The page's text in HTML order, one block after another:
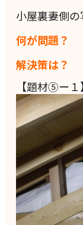
小屋裏妻側の
何が問題？
解決策は？
【題材⑤ー１】